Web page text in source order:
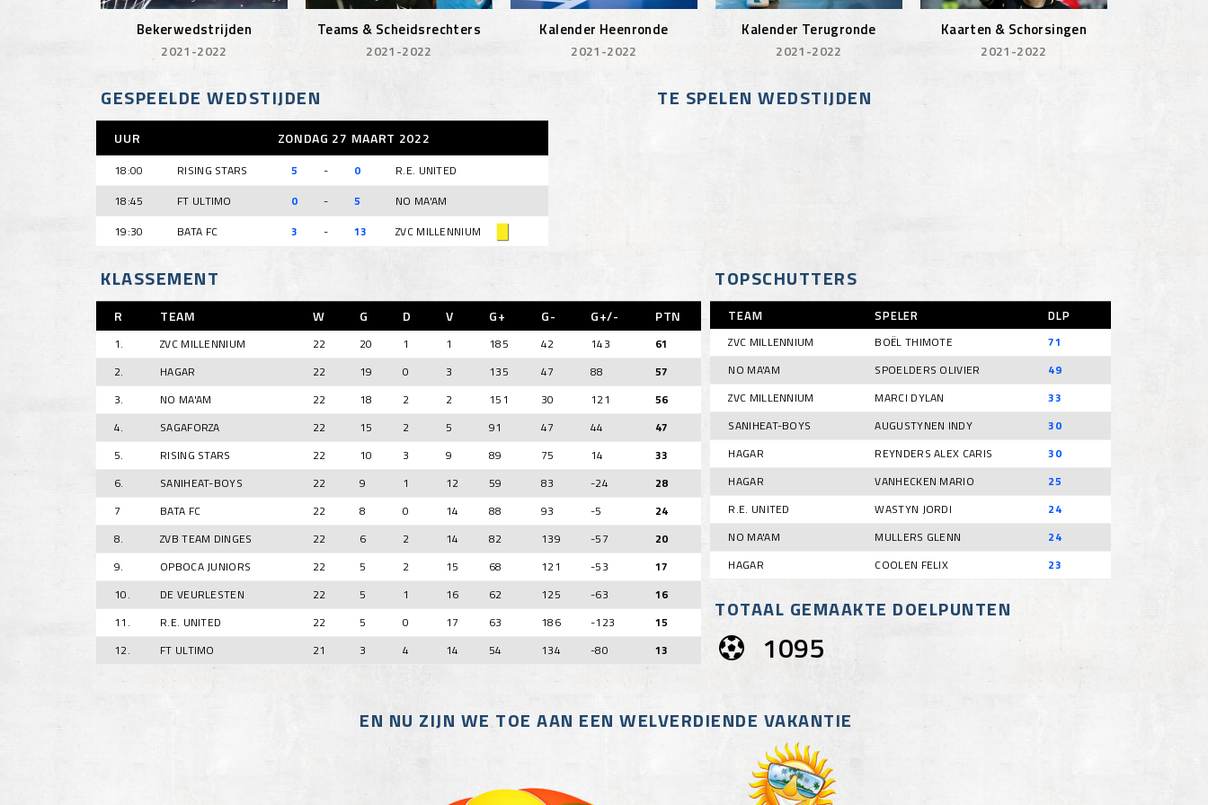
Bekerwedstrijden
2021-2022
Teams & Scheidsrechters
2021-2022
Kalender Heenronde
2021-2022
Kalender Terugronde
2021-2022
Kaarten & Schorsingen
2021-2022
GESPEELDE WEDSTIJDEN
UUR ZONDAG 27 MAART 2022
18:00 RISING STARS 5 - 0
R.E. UNITED
18:45
FT ULTIMO 0 - 5
NO MA'AM
19:30
BATA FC 3 - 13 ZVC MILLENNIUM
TE SPELEN WEDSTIJDEN
KLASSEMENT
R TEAM W G D V G+ G- G+/- PTN
1. ZVC MILLENNIUM 22 20 1 1 185 42 143
61
2.
HAGAR 22 19 0 3 135 47 88
57
3.
NO MA'AM 22 18 2 2 151 30 121
56
4.
SAGAFORZA 22 15 2 5 91 47 44
47
5.
RISING STARS 22 10 3 9 89 75 14
33
6.
SANIHEAT-BOYS 22 9 1 12 59 83 -24
28
7
BATA FC 22 8 0 14 88 93 -5
24
8.
ZVB TEAM DINGES 22 6 2 14 82 139 -57
20
9.
OPBOCA JUNIORS 22 5 2 15 68 121 -53
17
10.
DE VEURLESTEN 22 5 1 16 62 125 -63
16
11.
R.E. UNITED 22 5 0 17 63 186 -123
15
12.
FT ULTIMO 21 3 4 14 54 134 -80 13
TOPSCHUTTERS
TEAM SPELER DLP
ZVC MILLENNIUM BOËL THIMOTE
71
NO MA'AM
SPOELDERS OLIVIER
49
ZVC MILLENNIUM
MARCI DYLAN
33
SANIHEAT-BOYS
AUGUSTYNEN INDY
30
HAGAR
REYNDERS ALEX CARIS
30
HAGAR
VANHECKEN MARIO
25
R.E. UNITED
WASTYN JORDI
24
NO MA'AM
MULLERS GLENN
24
HAGAR
COOLEN FELIX 23
TOTAAL GEMAAKTE DOELPUNTEN
1095
EN NU ZIJN WE TOE AAN EEN WELVERDIENDE VAKANTIE